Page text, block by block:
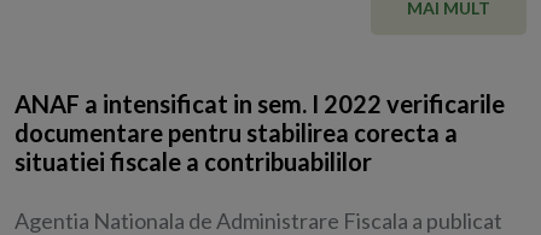
MAI MULT
ANAF a intensificat in sem. I 2022 verificarile
documentare pentru stabilirea corecta a
situatiei fiscale a contribuabililor
Agentia Nationala de Administrare Fiscala a publicat